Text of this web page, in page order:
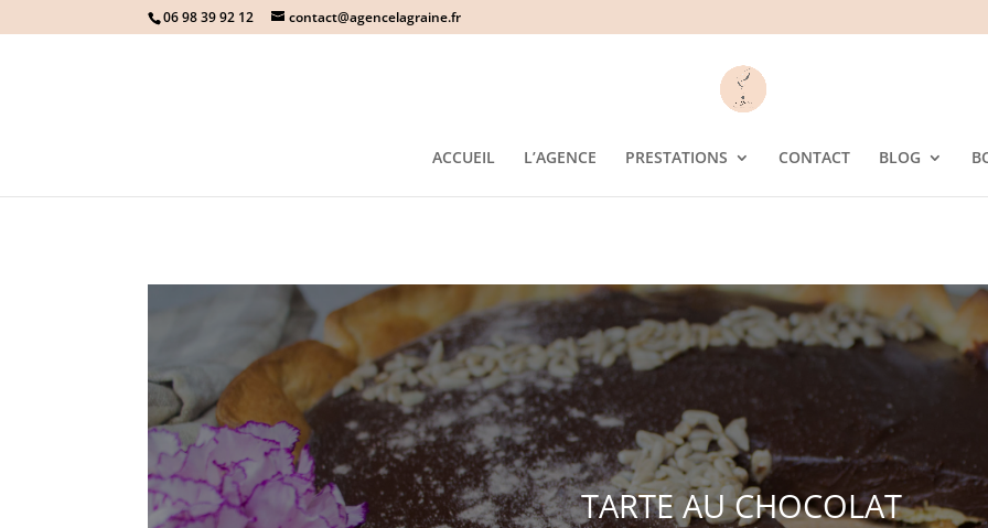
06 98 39 92 12 contact@agencelagraine.fr
ACCUEIL L’AGENCE PRESTATIONS CONTACT BLOG
TARTE AU CHOCOLAT